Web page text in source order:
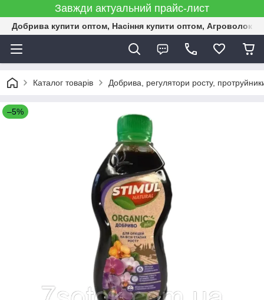
Завжди актуальний прайс-лист
Добрива купити оптом, Насіння купити оптом,
Каталог товарів Добрива, регулятори росту,
–5%